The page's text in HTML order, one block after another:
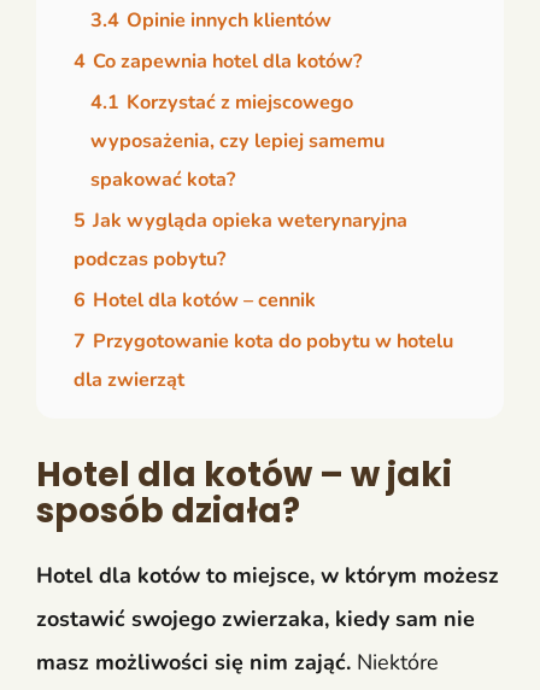
3.4 Opinie innych klientów
4 Co zapewnia hotel dla kotów?
4.1 Korzystać z miejscowego
wyposażenia, czy lepiej samemu
spakować kota?
5 Jak wygląda opieka weterynaryjna
podczas pobytu?
6 Hotel dla kotów – cennik
7 Przygotowanie kota do pobytu w hotelu
dla zwierząt
Hotel dla kotów – w jaki
sposób działa?
Hotel dla kotów to miejsce, w którym możesz
zostawić swojego zwierzaka, kiedy sam nie
masz możliwości się nim zająć. Niektóre